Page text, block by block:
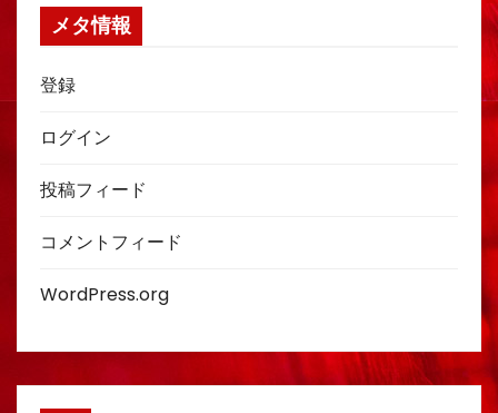
メタ情報
登録
ログイン
投稿フィード
コメントフィード
WordPress.org